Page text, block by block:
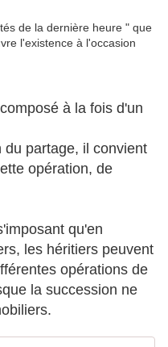
de la dernière heure " que
l'existence à l'occasion
à la fois d'un
du partage, il convient
opération, de
qu'en
les héritiers peuvent
opérations de
la succession ne